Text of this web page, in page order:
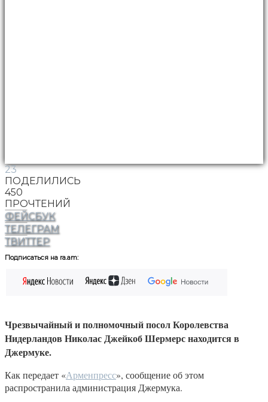
23
ПОДЕЛИЛИСЬ
450
ПРОЧТЕНИЙ
ФЕЙСБУК
ТЕЛЕГРАМ
ТВИТТЕР
Подписаться на ra.am:
Чрезвычайный и полномочный посол Королевства
Нидерландов Николас Джейкоб Шермерс находится в
Джермуке.
Как передает «Арменпресс», сообщение об этом
распространила администрация Джермука.